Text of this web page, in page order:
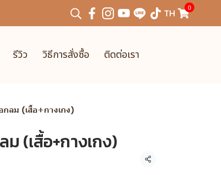
TH 0
รีวิว วิธีการสั่งซื้อ ติดต่อเรา
ลม (เสื้อ+กางเกง)
(เสื้อ+กางเกง)
แชร์